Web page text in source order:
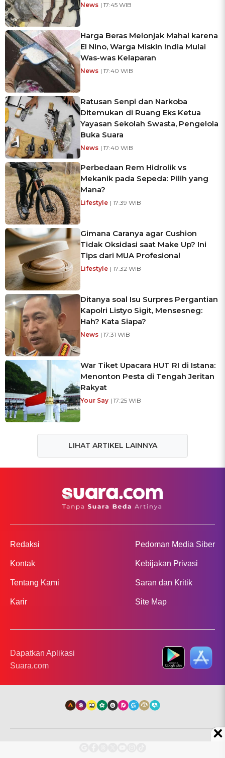
News | 17:45 WIB
Harga Beras Melonjak Mahal karena
El Nino, Warga Miskin India Mulai
Was-was Kelaparan
News | 17:40 WIB
Ratusan Senpi dan Narkoba
Ditemukan di Ruang Eks Ketua
Yayasan Sekolah Swasta, Pengelola
Buka Suara
News | 17:40 WIB
Perbedaan Rem Hidrolik vs
Mekanik pada Sepeda: Pilih yang
Mana?
Lifestyle | 17:39 WIB
Gimana Caranya agar Cushion
Tidak Oksidasi saat Make Up? Ini
Tips dari MUA Profesional
Lifestyle | 17:32 WIB
Ditanya soal Isu Surpres Pergantian
Kapolri Listyo Sigit, Mensesneg:
Hah? Kata Siapa?
News | 17:31 WIB
War Tiket Upacara HUT RI di Istana:
Menonton Pesta di Tengah Jeritan
Rakyat
Your Say | 17:25 WIB
LIHAT ARTIKEL LAINNYA
Redaksi
Kontak
Tentang Kami
Karir
Pedoman Media Siber
Kebijakan Privasi
Saran dan Kritik
Site Map
Dapatkan Aplikasi
Suara.com